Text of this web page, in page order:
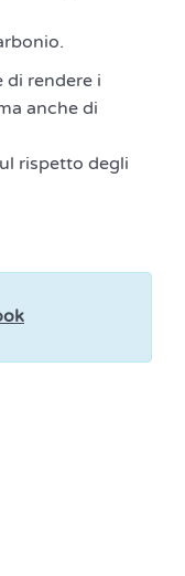
di rendere i
anche di
rispetto degli